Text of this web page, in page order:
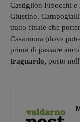
Castiglion Fibocchi e
Giustino,
tratto finale che
Casamona (dove
prima di passare
traguardo, posto